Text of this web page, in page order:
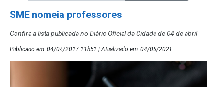
SME nomeia professores
Confira a lista publicada no Diário Oficial da Cidade de 04 de abril
Publicado em: 04/04/2017 11h51 | Atualizado em: 04/05/2021